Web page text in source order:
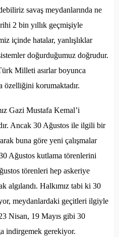
savaş meydanlarında ne
2 bin yıllık geçmişiyle
içinde hatalar, yanlışlıklar
doğurduğumuz doğrudur.
Milleti asırlar boyunca
özelliğini korumaktadır.
Gazi Mustafa Kemal’i
Ancak 30 Ağustos ile ilgili bir
buna göre yeni çalışmalar
Ağustos kutlama törenlerini
törenleri hep askeriye
algılandı. Halkımız tabi ki 30
meydanlardaki geçitleri ilgiyle
Nisan, 19 Mayıs gibi 30
indirgemek gerekiyor.